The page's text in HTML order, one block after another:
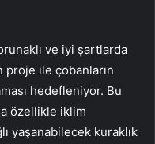
ve iyi şartlarda
proje ile çobanların
hedefleniyor. Bu
özellikle iklim
yaşanabilecek kuraklık